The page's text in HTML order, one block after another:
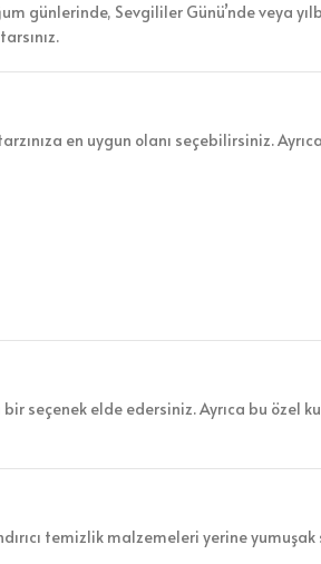
günlerinde, Sevgililer Günü’nde veya
en uygun olanı seçebilirsiniz.
seçenek elde edersiniz. Ayrıca bu özel
temizlik malzemeleri yerine